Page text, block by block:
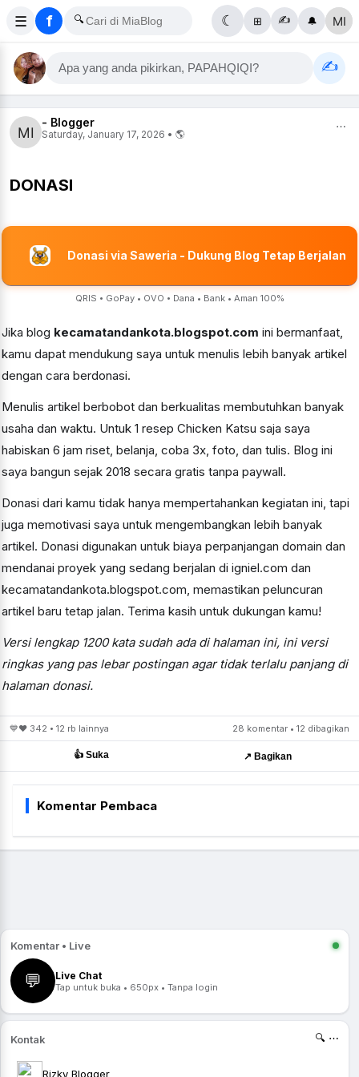
☰ f 🔍 ☾ ⊞ ✍️ 🔔
Apa yang anda pikirkan, PAPAHQIQI? ✍️
- Blogger
Saturday, January 17, 2026 • 🌎
⋯
DONASI
Donasi via Saweria - Dukung Blog Tetap Berjalan
QRIS • GoPay • OVO • Dana • Bank • Aman 100%
Jika blog kecamatandankota.blogspot.com ini bermanfaat,
kamu dapat mendukung saya untuk menulis lebih banyak artikel
dengan cara berdonasi.
Menulis artikel berbobot dan berkualitas membutuhkan banyak
usaha dan waktu. Untuk 1 resep Chicken Katsu saja saya
habiskan 6 jam riset, belanja, coba 3x, foto, dan tulis. Blog ini
saya bangun sejak 2018 secara gratis tanpa paywall.
Donasi dari kamu tidak hanya mempertahankan kegiatan ini, tapi
juga memotivasi saya untuk mengembangkan lebih banyak
artikel. Donasi digunakan untuk biaya perpanjangan domain dan
mendanai proyek yang sedang berjalan di igniel.com dan
kecamatandankota.blogspot.com, memastikan peluncuran
artikel baru tetap jalan. Terima kasih untuk dukungan kamu!
Versi lengkap 1200 kata sudah ada di halaman ini, ini versi
ringkas yang pas lebar postingan agar tidak terlalu panjang di
halaman donasi.
💙❤️ 342 • 12 rb lainnya 28 komentar • 12 dibagikan
👍 Suka ↗️ Bagikan
Komentar Pembaca
Komentar • Live
💬 Live Chat
Tap untuk buka • 650px • Tanpa login
Kontak 🔍 ⋯
Rizky Blogger